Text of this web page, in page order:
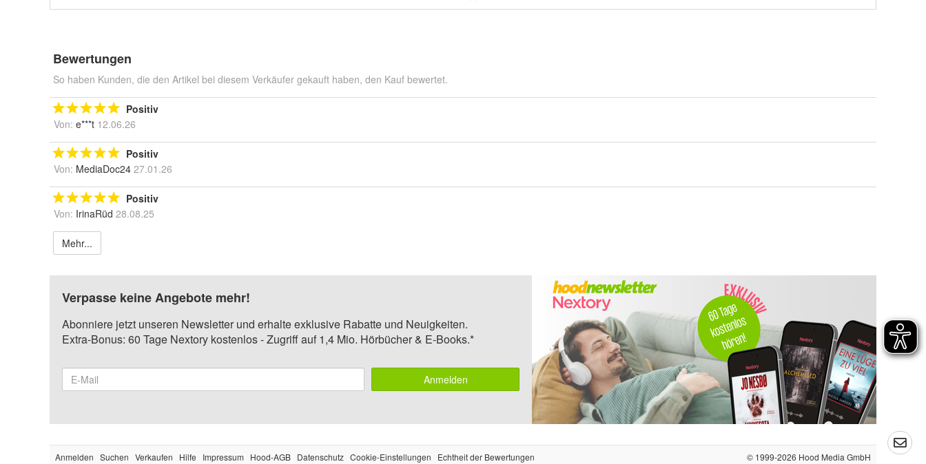
Bewertungen
So haben Kunden, die den Artikel bei diesem Verkäufer gekauft haben, den Kauf bewertet.
Positiv
Von: e***t 12.06.26
Positiv
Von: MediaDoc24 27.01.26
Positiv
Von: IrinaRüd 28.08.25
Mehr...
Verpasse keine Angebote mehr!
Abonniere jetzt unseren Newsletter und erhalte exklusive Rabatte und Neuigkeiten.
Extra-Bonus: 60 Tage Nextory kostenlos - Zugriff auf 1,4 Mio. Hörbücher & E-Books.*
Anmelden
Anmelden Suchen Verkaufen Hilfe Impressum Hood-AGB Datenschutz Cookie-Einstellungen Echtheit der Bewertungen © 1999-2026 Hood Media GmbH